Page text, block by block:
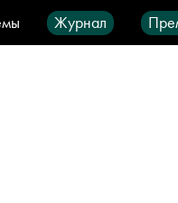
Журнал
Видео Город IT-